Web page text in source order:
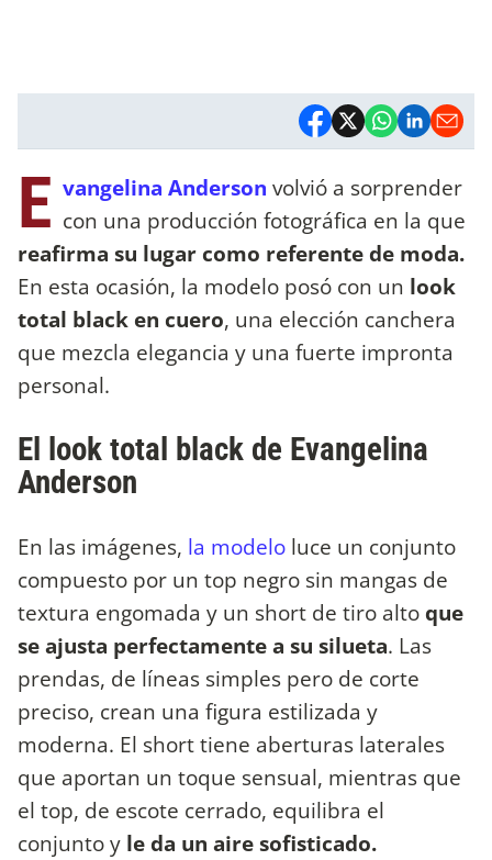
E vangelina Anderson volvió a sorprender
con una producción fotográfica en la que
reafirma su lugar como referente de moda.
En esta ocasión, la modelo posó con un look
total black en cuero, una elección canchera
que mezcla elegancia y una fuerte impronta
personal.
El look total black de Evangelina
Anderson
En las imágenes, la modelo luce un conjunto
compuesto por un top negro sin mangas de
textura engomada y un short de tiro altoque
se ajusta perfectamente a su silueta. Las
prendas, de líneas simples pero de corte
preciso, crean una figura estilizada y
moderna. El short tiene aberturas laterales
que aportan un toque sensual, mientras que
el top, de escote cerrado, equilibra el
conjunto y le da un aire sofisticado.